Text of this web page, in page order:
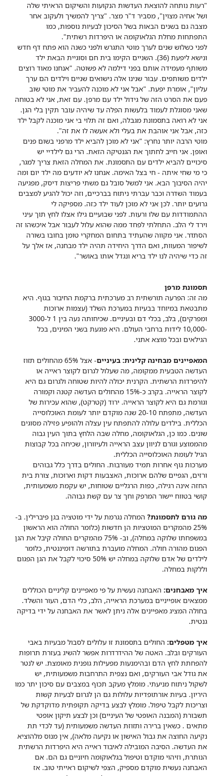
"רעות נותחה להוצאת העדשות הנקועות והשיקום הראיתי שלה
ושל אחיה מצוין", מסביר ד"ר מצר. "צריך להמשיך ולעקוב אחר
מצבה גם בשנים הבאות בשל הסיכון לבעיות נוספות, כמו
התפתחות מחלת הגלאוקומה או היפרדות רשתית".
לפני כשלוש שנים לערך מוטי התגרש ולפני כשנה הוא פתח דף חדש
ונישא ליפעת (36). השניים הקימו בית חם וסוגיית הבאת ילד
משותף מעמידה אותם בפני דילמה לא פשוטה. "אנחנו מאוד רוצים
ילדים משותפים. עבור שנינו אלה נישואים שניים וילדים הם ערך
עליון", אומרת יפעת. "אבל אני לא מוכנה להעביר את מוטי שוב
פעם את הסרט הזה של גידול ילד עם מרפן. עם זאת, אני לא בטוחה
שאני מסוגלת לעמוד בלעשות הפלה עד שיהיה עובר תקין בלי הגן.
אני לא רואה בתסמונת מגבלה, ואם זה תלוי בי אני מוכנה לקבל ילד
כזה, אבל אני אוהבת את בעלי ולא אעשה לו את זה".
מוטי הרבה יותר נחרץ: "אני לא מוכן להביא ילד מרפני בשום פנים
ואופן. אני חייב לחתוך את הגנטיקה הזאת. הרי גם לילדיי יש
סיכויים להביא ילדים עם התסמונת. את המחלה הזאת צריך למגר,
כי מי שחי איתה - חי בצל האימה. אנחנו לא יודעים מה ילד יום ומה
יהיה הסיבוך הבא. אני למשל סובל גם משתי פריצות דיסק, מפגיעה
בעמוד השדרה וכבר עברתי ניתוח בברכיים, וזה יכול להגיע למצבים
גרועים יותר. לכן אני לא מוכן לעוד ילד כזה. מספיקה לי
ההתמודדות עם שלו ורעות. לפני שבועיים גילו אצלו לחץ תוך עיני
וירד לי הלב. התחלתי לפחד ממה שהוא עלול לעבור אבל איכשהו זה
הסתדר. אני מקווה שהעתיד בתחום המחקרי טומן בחובו בשורה
לשיפור המעוות, ואם הדרך היחידה תהיה ילד מבחנה, אז אלך על
זה כדי שיהיה לנו ילד בריא ונגדל אותו באושר".
תסמונת מרפן
מה זה: הפרעה תורשתית רב מערכתית ברקמת החיבור בגוף. היא
מתבטאת במיוחד בבעיות במערכת השלד (עצמות ארוכות
ומפרקים), בלב, בכלי דם ובעיניים. שכיחותה נעה בין 1 ל-3000
-10,000 לידות ברחבי העולם. היא פוגעת בשני המינים, בכל
הגילאים ובכל מוצא אתני.
המאפיינים מבחינה קלינית: בעיניים
- אצל 65% מהחולים תזוז
העדשה הטבעית ממקומה, מה שעלול לגרום לקוצר ראייה או
להיפרדות הרשתית. הקרנית יכולה להיות שטוחה ולגרום גם היא
לקוצר הראייה. בקרב כ-15% מהחולים העדשה קטנה וקמורה
וגורמת גם היא לקוצר הראייה. ירוד (קטרקט), שהוא עכירות של
העדשה, מתפתח 20-10 שנה מוקדם יותר לעומת האוכלוסייה
הכללית. בילדים עלולה להתפתח עין עצלה ולהופיע פזילה מסוגים
שונים. כמו כן, הגלאוקומה, מחלה שבה הלחץ בתוך העין גבוה
מהממוצע וגורם לניוון עצב הראייה ולעיוורון, שכיחה בכל קבוצות
הגיל לעומת האוכלוסייה הכללית.
מערכות גוף אחרות תמיד מעורבות. החולים בדרך כלל גבוהים
ורזים, הגפיים שלהם ארוכות, האצבעות דקות וארוכות, צורת בית
החזה אינה רגילה, כפות הרגליים שטוחות, יש עקמת משמעותית,
קושי בטווח יישור המרפק וחך צר עם קשת גבוהה.
מה גורם לתסמונת? המחלה נגרמת על ידי מוטציה בגן פיברילין. ב-
25% מהמקרים המוטציות הן חדשות (כלומר החולה הוא הראשון
במשפחתו שלוקה במחלה), וב- 75% מהמקרים החולה קיבל את הגן
הפגום מהורה חולה. המחלה מועברת בתורשה דומיננטית, כלומר
לילדים של אדם שלוקה במחלה יש 50% סיכוי לקבל את הגן הפגום
וללקות במחלה.
איך מאבחנים: האבחנה נעשית על פי מאפיינים קליניים הכוללים
ממצאים אופייניים במערכת הראייה, הלב, כלי הדם, העור והשלד.
בחולה המציג מאפיינים אלה ניתן לאשר את האבחנה על ידי בדיקה
גנטית.
איך מטפלים: החולים בתסמונת זו עלולים לסבול מבעיות באבי
העורקים ובלב. האטה של ההידרדרות אפשר להשיג בעזרת תרופות
להפחתת לחץ הדם ובהימנעות מפעילות גופנית מאומצת. יש לנטר
את גודל אבי העורקים, ואם נצפית התרחבות משמעותית, יש
לשקול ניתוח מניעתי. מומלץ מעקב תכוף במצבים עם סיכון יתר כמו
היריון. בעיות אורתופדיות עלולות גם הן לגרום לבעיות קשות
וצריכות לקבל טיפול. מומלץ לבצע בדיקה תקופתית מדוקדקת של
תשבורת (המבנה האופטי של העיניים) וכן לבצע תיקון אופטי
מתאים . כשאין ברירה ותזוזת העדשה משמעותית (עד לכדי תת
נקיעה החוצה את גבול האישון או נקיעה מלאה), אין מנוס מלהוציא
את העדשה. הסיבה המובילה לאיבוד ראייה היא היפרדות הרשתית
הנותרת, וזיהוי מוקדם וטיפול בגלאוקומה חיוניים גם הם. אם
האבחנה נעשית מוקדם מספיק, הצפי לשיקום ראייתי טוב. אז